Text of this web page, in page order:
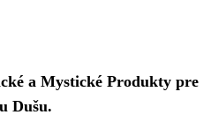
a Mystické Produkty pre
Dušu.